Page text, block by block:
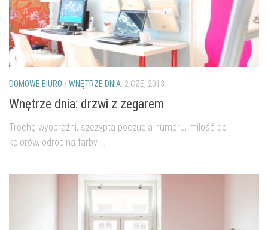
salon
Przedpokój
Balkon
zakupy
zrób to sam!
wnętrze dnia
DOMOWE BIURO /WNĘTRZE DNIA 2 CZE, 2013
Wnętrze dnia: drzwi z zegarem
Trochę wyobraźni, szczypta poczucia humoru, miłość do
kolorów, odrobina farby i...